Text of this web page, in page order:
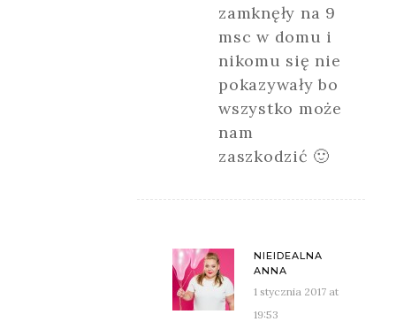
zamknęły na 9
msc w domu i
nikomu się nie
pokazywały bo
wszystko może
nam
zaszkodzić 🙂
NIEIDEALNA
ANNA
1 stycznia 2017 at
19:53